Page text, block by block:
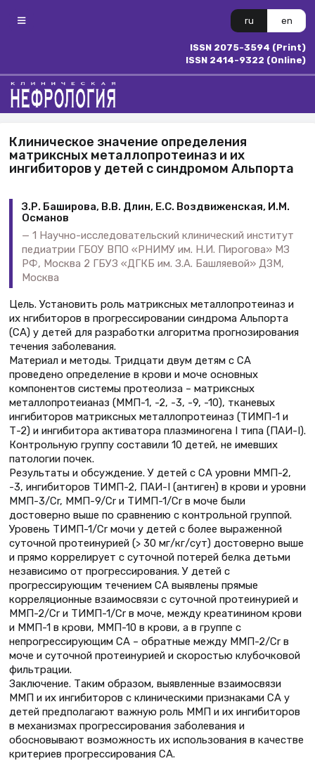
ru en
ISSN 2075-3594 (Print)
ISSN 2414-9322 (Online)
Клиническое значение определения
матриксных металлопротеиназ и их
ингибиторов у детей с синдромом Альпорта
З.Р. Баширова, В.В. Длин, Е.С. Воздвиженская, И.М.
Османов
1 Научно-исследовательский клинический институт
педиатрии ГБОУ ВПО «РНИМУ им. Н.И. Пирогова» МЗ
РФ, Москва 2 ГБУЗ «ДГКБ им. З.А. Башляевой» ДЗМ,
Москва
Цель. Установить роль матриксных металлопротеиназ и
их нгибиторов в прогрессировании синдрома Альпорта
(СА) у детей для разработки алгоритма прогнозирования
течения заболевания.
Материал и методы. Тридцати двум детям с СА
проведено определение в крови и моче основных
компонентов системы протеолиза – матриксных
металлопротеианаз (ММП-1, -2, -3, -9, -10), тканевых
ингибиторов матриксных металлопротеиназ (ТИМП-1 и
Т-2) и ингибитора активатора плазминогена I типа (ПАИ-I).
Контрольную группу составили 10 детей, не имевших
патологии почек.
Результаты и обсуждение. У детей с СА уровни ММП-2,
-3, ингибиторов ТИМП-2, ПАИ-I (антиген) в крови и уровни
ММП-3/Cr, ММП-9/Cr и ТИМП-1/Cr в моче были
достоверно выше по сравнению с контрольной группой.
Уровень ТИМП-1/Cr мочи у детей с более выраженной
суточной протеинурией (> 30 мг/кг/сут) достоверно выше
и прямо коррелирует с суточной потерей белка детьми
независимо от прогрессирования. У детей с
прогрессирующим течением СА выявлены прямые
корреляционные взаимосвязи с суточной протеинурией и
ММП-2/Cr и ТИМП-1/Cr в моче, между креатинином крови
и ММП-1 в крови, ММП-10 в крови, а в группе с
непрогрессирующим СА – обратные между ММП-2/Cr в
моче и суточной протеинурией и скоростью клубочковой
фильтрации.
Заключение. Таким образом, выявленные взаимосвязи
ММП и их ингибиторов с клиническими признаками СА у
детей предполагают важную роль ММП и их ингибиторов
в механизмах прогрессирования заболевания и
обосновывают возможность их использования в качестве
критериев прогрессирования СА.